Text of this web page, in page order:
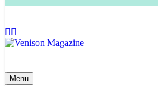
Menu